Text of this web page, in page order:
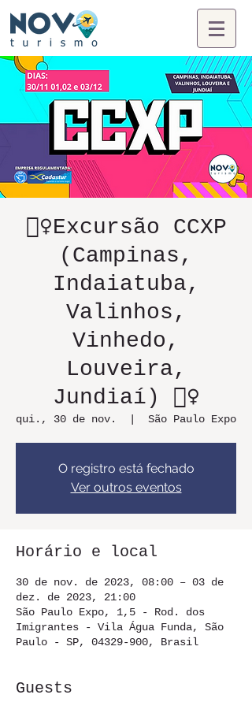
🦸‍♀️Excursão CCXP
(Campinas,
Indaiatuba,
Valinhos,
Vinhedo,
Louveira,
Jundiaí) 🦸‍♀️
qui., 30 de nov. São Paulo Expo
O registro está fechado
Ver outros eventos
Horário e local
30 de nov. de 2023, 08:00 – 03 de
dez. de 2023, 21:00
São Paulo Expo, 1,5 - Rod. dos
Imigrantes - Vila Água Funda, São
Paulo - SP, 04329-900, Brasil
Guests